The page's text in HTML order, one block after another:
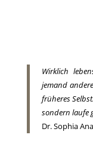
Wirklich
jemand
früheres
sondern laufe
Dr. Sophia